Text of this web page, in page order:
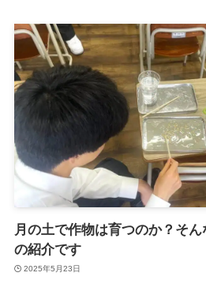
月の土で作物は育つのか？そ
の紹介です
2025年5月23日